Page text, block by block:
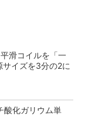
滑コイルを「一
サイズを3分の2に
酸化ガリウム単